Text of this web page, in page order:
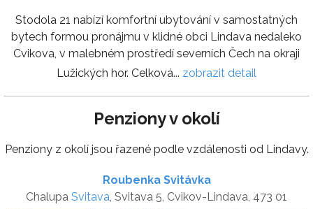
Stodola 21 nabízí komfortní ubytování v samostatných
bytech formou pronájmu v klidné obci Lindava nedaleko
Cvikova, v malebném prostředí severních Čech na okraji
Lužických hor. Celková... zobrazit detail
Penziony v okolí
Penziony z okolí jsou řazené podle vzdálenosti od Lindavy.
Roubenka Svitávka
Chalupa Svitava, Svitava 5, Cvikov-Lindava, 473 01